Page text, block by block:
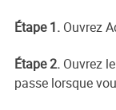
Étape 1. Ouvrez
Étape 2.Ouvrez
passe lorsque